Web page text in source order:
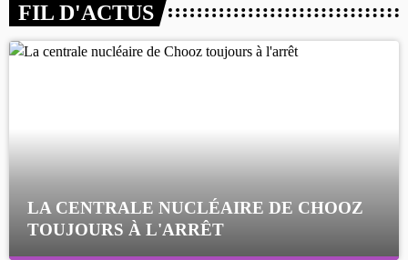
FIL D'ACTUS
LA CENTRALE NUCLÉAIRE DE CHOOZ
TOUJOURS À L'ARRÊT